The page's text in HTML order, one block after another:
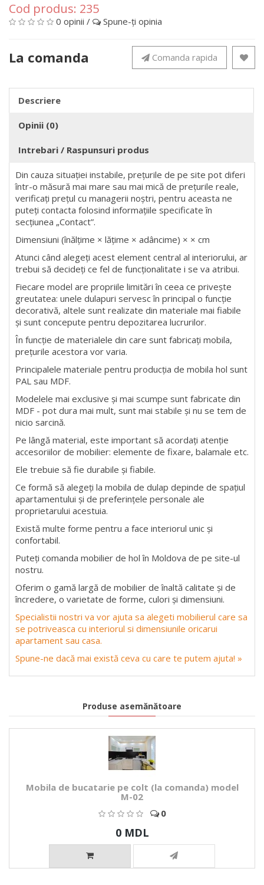
Cod produs: 235
0 opinii / Spune-ţi opinia
La comanda Comanda rapida
Descriere
Opinii (0)
Intrebari / Raspunsuri produs
Din cauza situației instabile, prețurile de pe site pot diferi
într-o măsură mai mare sau mai mică de prețurile reale,
verificați prețul cu managerii noștri, pentru aceasta ne
puteți contacta folosind informațiile specificate în
secțiunea „Contact”.
Dimensiuni (înălțime × lățime × adâncime) × × cm
Atunci când alegeți acest element central al interiorului, ar
trebui să decideți ce fel de funcționalitate i se va atribui.
Fiecare model are propriile limitări în ceea ce privește
greutatea: unele dulapuri servesc în principal o funcție
decorativă, altele sunt realizate din materiale mai fiabile
și sunt concepute pentru depozitarea lucrurilor.
În funcție de materialele din care sunt fabricați mobila,
prețurile acestora vor varia.
Principalele materiale pentru producția de mobila hol sunt
PAL sau MDF.
Modelele mai exclusive și mai scumpe sunt fabricate din
MDF - pot dura mai mult, sunt mai stabile și nu se tem de
nicio sarcină.
Pe lângă material, este important să acordați atenție
accesoriilor de mobilier: elemente de fixare, balamale etc.
Ele trebuie să fie durabile și fiabile.
Ce formă să alegeți la mobila de dulap depinde de spațiul
apartamentului și de preferințele personale ale
proprietarului acestuia.
Există multe forme pentru a face interiorul unic și
confortabil.
Puteți comanda mobilier de hol în Moldova de pe site-ul
nostru.
Oferim o gamă largă de mobilier de înaltă calitate și de
încredere, o varietate de forme, culori și dimensiuni.
Specialistii nostri va vor ajuta sa alegeti mobilierul care sa
se potriveasca cu interiorul si dimensiunile oricarui
apartament sau casa.
Spune-ne dacă mai există ceva cu care te putem ajuta! »
Produse asemănătoare
Mobila de bucatarie pe colt (la comanda) model
M-02
0
0 MDL